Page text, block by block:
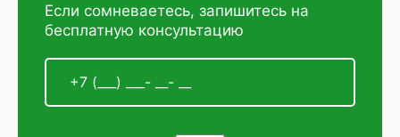
Если сомневаетесь, запишитесь на
бесплатную консультацию